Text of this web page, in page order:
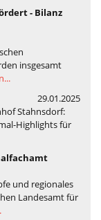
- Bilanz
insgesamt
29.01.2025
Stahnsdorf:
Highlights für
und regionales
Landesamt für